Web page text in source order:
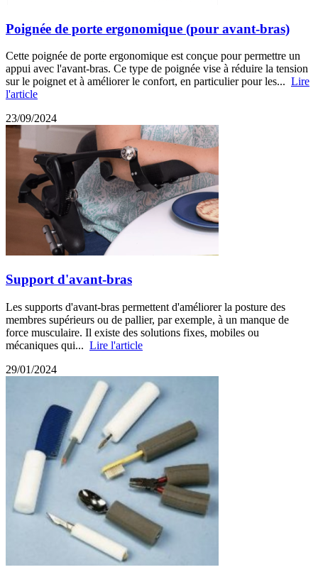
Poignée de porte ergonomique (pour avant-bras)
Cette poignée de porte ergonomique est conçue pour permettre un
appui avec l'avant-bras. Ce type de poignée vise à réduire la tension
sur le poignet et à améliorer le confort, en particulier pour les... Lire
l'article
23/09/2024
Support d'avant-bras
Les supports d'avant-bras permettent d'améliorer la posture des
membres supérieurs ou de pallier, par exemple, à un manque de
force musculaire. Il existe des solutions fixes, mobiles ou
mécaniques qui... Lire l'article
29/01/2024